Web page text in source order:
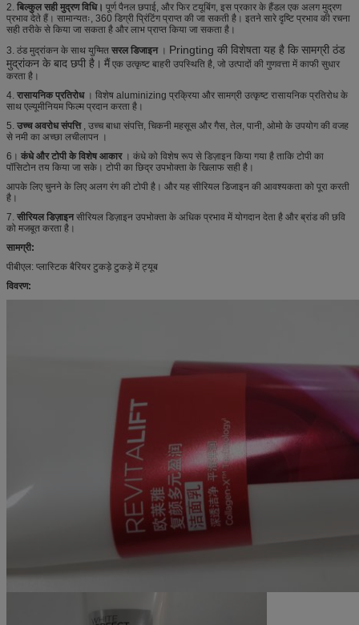
2. बिल्कुल सही मुद्रण विधि। पूर्ण पैनल छपाई, और फिर टयूबिंग, इस प्रकार के हैंडल एक अलग मुद्रण
प्रभाव देते हैं। सामान्यतः, 360 डिग्री प्रिंटिंग प्राप्त की जा सकती है। इतने सारे दृष्टि प्रभाव की रचना
सही तरीके से किया जा सकता है और लाभ प्राप्त किया जा सकता है।
3. ठंड मुद्रांकन के साथ युग्मित सरल डिजाइन। Pringting की विशेषता यह है कि सामग्री ठंड
मुद्रांकन के बाद छपी है। मैं एक उत्कृष्ट बाहरी उपस्थिति है, जो उत्पादों की गुणवत्ता में काफी सुधार
करता है।
4. रासायनिक प्रतिरोध। विशेष aluminizing प्रक्रिया और सामग्री उत्कृष्ट रासायनिक प्रतिरोध के
साथ एल्यूमीनियम फिल्म प्रदान करता है।
5. उच्च अवरोध संपत्ति, उच्च बाधा संपत्ति, चिकनी महसूस और गैस, तेल, पानी, ओमो के उपयोग की वजह
से नमी का अच्छा लचीलापन ।
6। कंधे और टोपी के विशेष आकार। कंधे को विशेष रूप से डिज़ाइन किया गया है ताकि टोपी का
पॉसिटोन तय किया जा सके। टोपी का छिद्र उपभोक्ता के खिलाफ सही है।
आपके लिए चुनने के लिए अलग रंग की टोपी है। और यह सीरियल डिजाइन की आवश्यकता को पूरा करती
है।
7. सीरियल डिज़ाइनसीरियल डिज़ाइन उपभोक्ता के अधिक प्रभाव में योगदान देता है और ब्रांड की छवि
को मजबूत करता है।
सामग्री:
पीबीएल: प्लास्टिक बैरियर टुकड़े टुकड़े में ट्यूब
विवरण: